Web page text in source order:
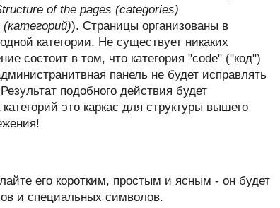
of the pages (categories)
). Страницы организованы в
категории. Не существует никаких
состоит в том, что категория "code" ("код")
панель не будет исправлять
подобного действия будет
это каркас для структуры вышего
его коротким, простым и ясным - он будет
и специальных символов.